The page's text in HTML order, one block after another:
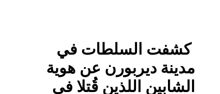
كشفت السلطات في
مدينة ديربورن عن هوية
الشابين اللذين قُتلا في